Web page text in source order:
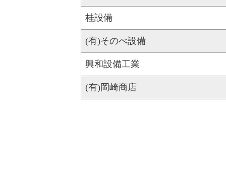
桂設備
(有)そのべ設備
興和設備工業
(有)岡崎商店